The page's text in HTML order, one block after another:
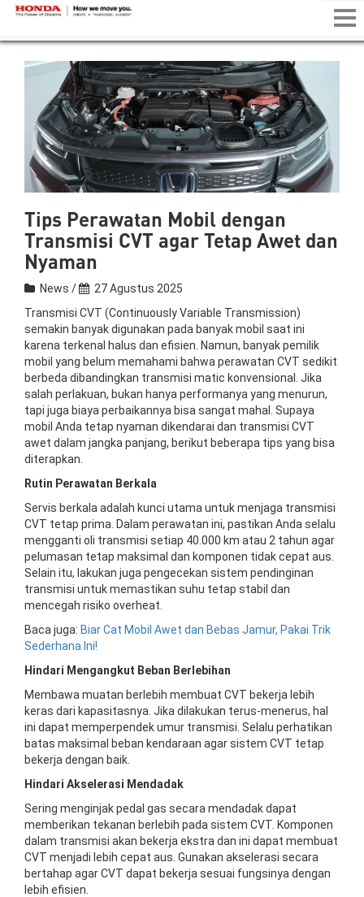
Tips Perawatan Mobil dengan
Transmisi CVT agar Tetap Awet dan
Nyaman
News /
27 Agustus 2025
Transmisi CVT (Continuously Variable Transmission)
semakin banyak digunakan pada banyak mobil saat ini
karena terkenal halus dan efisien. Namun, banyak pemilik
mobil yang belum memahami bahwa perawatan CVT sedikit
berbeda dibandingkan transmisi matic konvensional. Jika
salah perlakuan, bukan hanya performanya yang menurun,
tapi juga biaya perbaikannya bisa sangat mahal. Supaya
mobil Anda tetap nyaman dikendarai dan transmisi CVT
awet dalam jangka panjang, berikut beberapa tips yang bisa
diterapkan.
Rutin Perawatan Berkala
Servis berkala adalah kunci utama untuk menjaga transmisi
CVT tetap prima. Dalam perawatan ini, pastikan Anda selalu
mengganti oli transmisi setiap 40.000 km atau 2 tahun agar
pelumasan tetap maksimal dan komponen tidak cepat aus.
Selain itu, lakukan juga pengecekan sistem pendinginan
transmisi untuk memastikan suhu tetap stabil dan
mencegah risiko overheat.
Baca juga: Biar Cat Mobil Awet dan Bebas Jamur, Pakai Trik
Sederhana Ini!
Hindari Mengangkut Beban Berlebihan
Membawa muatan berlebih membuat CVT bekerja lebih
keras dari kapasitasnya. Jika dilakukan terus-menerus, hal
ini dapat memperpendek umur transmisi. Selalu perhatikan
batas maksimal beban kendaraan agar sistem CVT tetap
bekerja dengan baik.
Hindari Akselerasi Mendadak
Sering menginjak pedal gas secara mendadak dapat
memberikan tekanan berlebih pada sistem CVT. Komponen
dalam transmisi akan bekerja ekstra dan ini dapat membuat
CVT menjadi lebih cepat aus. Gunakan akselerasi secara
bertahap agar CVT dapat bekerja sesuai fungsinya dengan
lebih efisien.